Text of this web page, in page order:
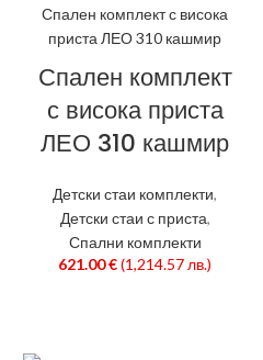
Спален комплект
с висока приста
ЛЕО 310 кашмир
Детски стаи комплекти,
Детски стаи с приста,
Спални комплекти
621.00€(1,214.57 лв.)